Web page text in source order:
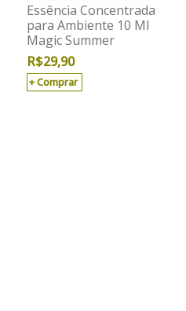
Essência Concentrada
para Ambiente 10 Ml
Magic Summer
R$29,90
Comprar